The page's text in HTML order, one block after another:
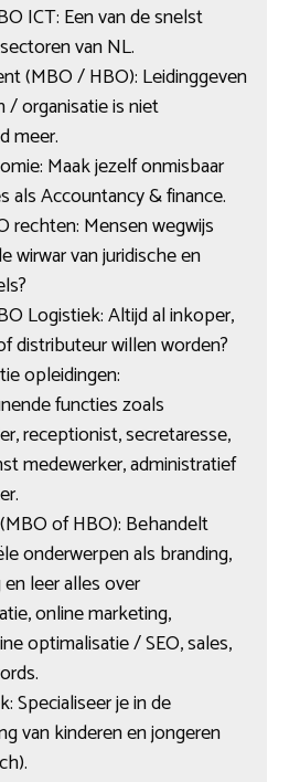
ICT: Een van de snelst
van NL.
(MBO / HBO): Leidinggeven
/ organisatie is niet
meer.
Maak jezelf onmisbaar
als Accountancy & finance.
rechten: Mensen wegwijs
wirwar van juridische en
Logistiek: Altijd al inkoper,
distributeur willen worden?
opleidingen:
functies zoals
receptionist, secretaresse,
medewerker, administratief
of HBO): Behandelt
onderwerpen als branding,
leer alles over
online marketing,
optimalisatie / SEO, sales,
Specialiseer je in de
van kinderen en jongeren